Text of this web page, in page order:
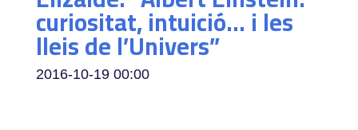
curiositat, intuició… i les
lleis de l’Univers”
2016-10-19 00:00